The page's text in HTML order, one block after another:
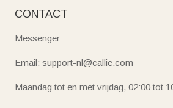
CONTACT
Messenger
Email: support-nl@callie.com
Maandag tot en met vrijdag, 02:00 tot